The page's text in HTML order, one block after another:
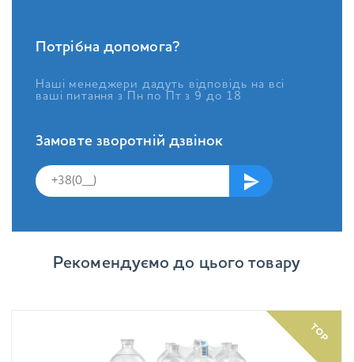
Потрібна допомога?
Наші менеджери дадуть відповідь на всі
ваші питання з Пн по Пт з 9 до 18
Замовте зворотній дзвінок
Рекомендуємо до цього товару
TOP